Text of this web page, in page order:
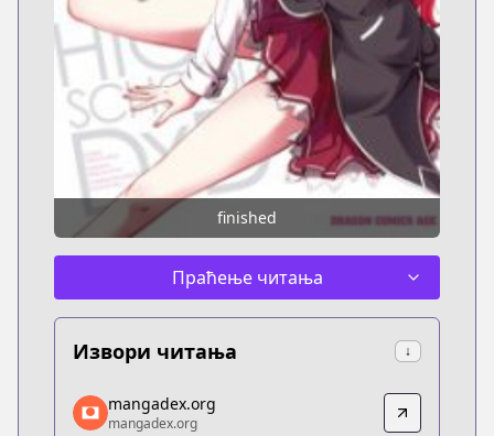
finished
Праћење читања
Извори читања ↓
mangadex.org
mangadex.org
mangadex.org
mangadex.org